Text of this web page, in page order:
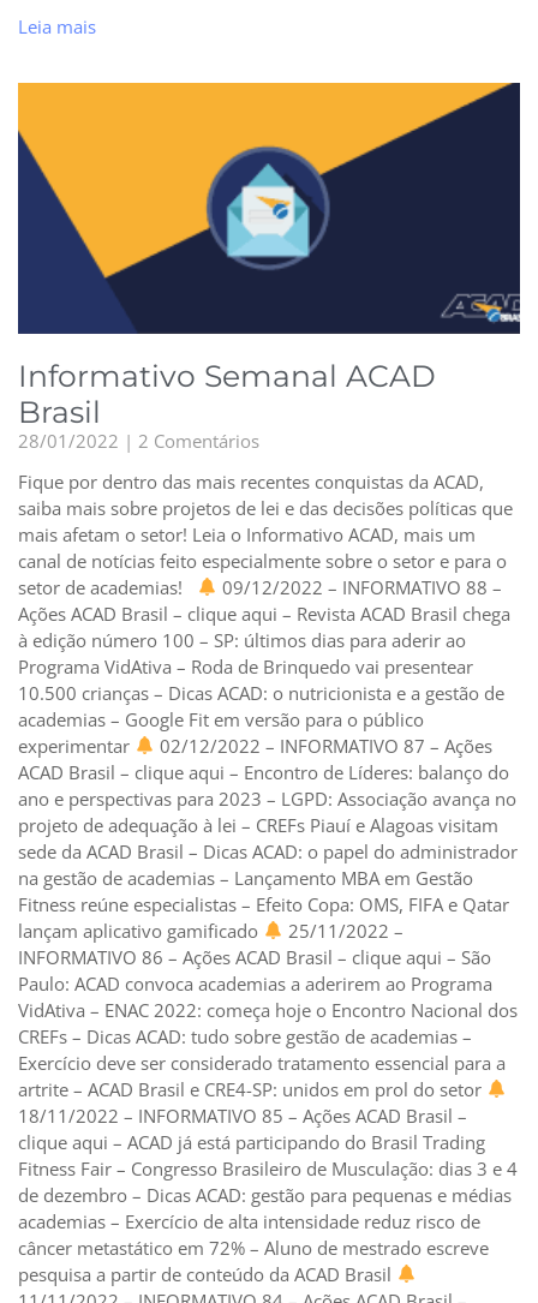
Leia mais
Informativo Semanal ACAD
Brasil
28/01/2022
2 Comentários
Fique por dentro das mais recentes conquistas da ACAD,
saiba mais sobre projetos de lei e das decisões políticas que
mais afetam o setor! Leia o Informativo ACAD, mais um
canal de notícias feito especialmente sobre o setor e para o
setor de academias!
09/12/2022 – INFORMATIVO 88 –
Ações ACAD Brasil – clique aqui – Revista ACAD Brasil chega
à edição número 100 – SP: últimos dias para aderir ao
Programa VidAtiva – Roda de Brinquedo vai presentear
10.500 crianças – Dicas ACAD: o nutricionista e a gestão de
academias – Google Fit em versão para o público
experimentar
02/12/2022 – INFORMATIVO 87 – Ações
ACAD Brasil – clique aqui – Encontro de Líderes: balanço do
ano e perspectivas para 2023 – LGPD: Associação avança no
projeto de adequação à lei – CREFs Piauí e Alagoas visitam
sede da ACAD Brasil – Dicas ACAD: o papel do administrador
na gestão de academias – Lançamento MBA em Gestão
Fitness reúne especialistas – Efeito Copa: OMS, FIFA e Qatar
lançam aplicativo gamificado
25/11/2022 –
INFORMATIVO 86 – Ações ACAD Brasil – clique aqui – São
Paulo: ACAD convoca academias a aderirem ao Programa
VidAtiva – ENAC 2022: começa hoje o Encontro Nacional dos
CREFs – Dicas ACAD: tudo sobre gestão de academias –
Exercício deve ser considerado tratamento essencial para a
artrite – ACAD Brasil e CRE4-SP: unidos em prol do setor
18/11/2022 – INFORMATIVO 85 – Ações ACAD Brasil –
clique aqui – ACAD já está participando do Brasil Trading
Fitness Fair – Congresso Brasileiro de Musculação: dias 3 e 4
de dezembro – Dicas ACAD: gestão para pequenas e médias
academias – Exercício de alta intensidade reduz risco de
câncer metastático em 72% – Aluno de mestrado escreve
pesquisa a partir de conteúdo da ACAD Brasil